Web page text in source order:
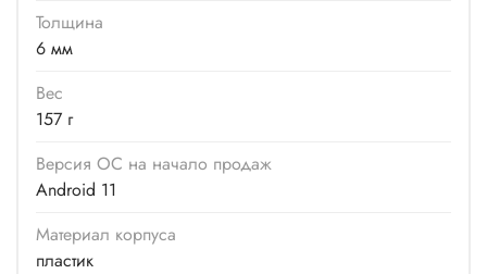
Толщина
6 мм
Вес
157 г
Версия ОС на начало продаж
Android 11
Материал корпуса
пластик